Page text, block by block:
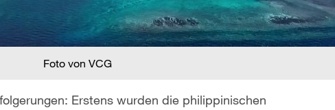
Foto von VCG
Erstens wurden die philippinischen